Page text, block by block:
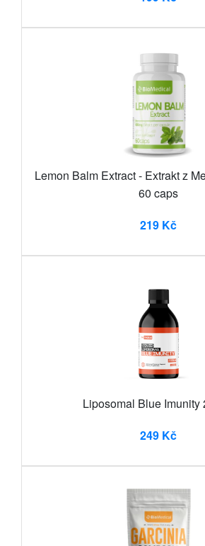
Lemon Balm Extract - Extrakt z
60 caps
219 Kč
Liposomal Blue Imunity
249 Kč